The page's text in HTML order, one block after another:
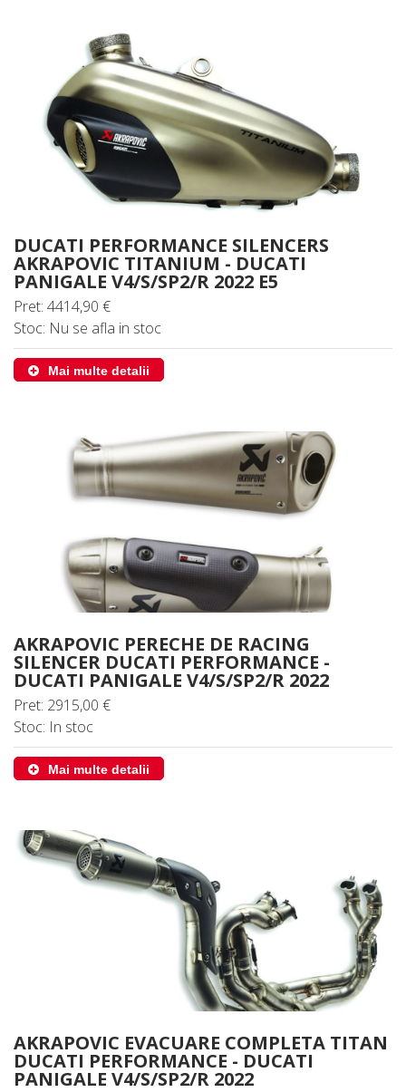
DUCATI PERFORMANCE SILENCERS
AKRAPOVIC TITANIUM - DUCATI
PANIGALE V4/S/SP2/R 2022 E5
Pret: 4414,90 €
Stoc: Nu se afla in stoc
Mai multe detalii
AKRAPOVIC PERECHE DE RACING
SILENCER DUCATI PERFORMANCE -
DUCATI PANIGALE V4/S/SP2/R 2022
Pret: 2915,00 €
Stoc: In stoc
Mai multe detalii
AKRAPOVIC EVACUARE COMPLETA TITAN
DUCATI PERFORMANCE - DUCATI
PANIGALE V4/S/SP2/R 2022